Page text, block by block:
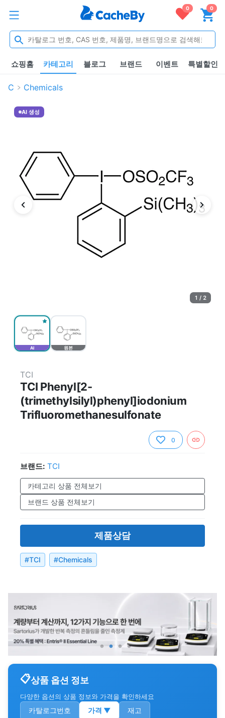
0 0
쇼핑홈 카테고리 블로그 브랜드 이벤트 특별할인
C Chemicals
AI 원본
AI 생성
1 / 2
TCI
TCI Phenyl[2-
(trimethylsilyl)phenyl]iodonium
Trifluoromethanesulfonate
0
브랜드: TCI
카테고리 상품 전체보기
브랜드 상품 전체보기
제품상담
#TCI #Chemicals
상품 옵션 정보
다양한 옵션의 상품 정보와 가격을 확인하세요
카탈로그번호 가격 ▼ 재고